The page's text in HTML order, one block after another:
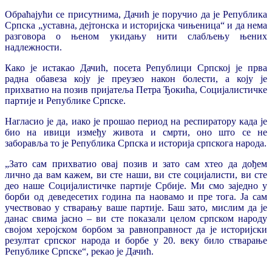
Обраћајући се присутнима, Дачић је поручио да је Република
Српска „уставна, дејтонска и историјска чињеница“ и да нема
разговора о њеном укидању нити слабљењу њених
надлежности.
Како је истакао Дачић, посета Републици Српској је прва
радна обавеза коју је преузео након болести, а коју је
прихватио на позив пријатеља Петра Ђокића, Социјалистичке
партије и Републике Српске.
Нагласио је да, иако је прошао период на респиратору када је
био на ивици између живота и смрти, оно што се не
заборавља то је Република Српска и историја српскога народа.
„Зато сам прихватио овај позив и зато сам хтео да дођем
лично да вам кажем, ви сте наши, ви сте социјалисти, ви сте
део наше Социјалистичке партије Србије. Ми смо заједно у
борби од деведесетих година па наовамо и пре тога. Ја сам
учествовао у стварању ваше партије. Баш зато, мислим да је
данас свима јасно – ви сте показали целом српском народу
својом херојском борбом за равноправност да је историјски
резултат српског народа и борбе у 20. веку било стварање
Републике Српске“, рекао је Дачић.